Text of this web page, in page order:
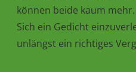
können beide kaum mehr.
Sich ein Gedicht
unlängst ein richtiges